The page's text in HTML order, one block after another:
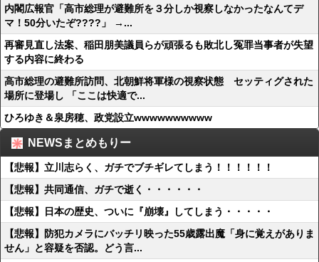
内閣広報官「高市総理が避難所を３分しか視察しなかったなんてデ
マ！50分いたぞ????」 →...
再審見直し法案、稲田朋美議員らが頑張るも敗北し冤罪当事者が失望
する内容に終わる
高市総理の避難所訪問、北朝鮮将軍様の視察状態 セッティグされた
場所に登場し 「ここは快適で...
ひろゆき＆泉房穂、政党設立wwwwwwwwww
NEWSまとめもりー
【悲報】立川志らく、ガチでブチギレてしまう！！！！！！
【悲報】共同通信、ガチで逝く・・・・・・
【悲報】日本の歴史、ついに『崩壊』してしまう・・・・・
【悲報】防犯カメラにバッチリ映った55歳露出魔「身に覚えがありま
せん」と容疑を否認。どう言...